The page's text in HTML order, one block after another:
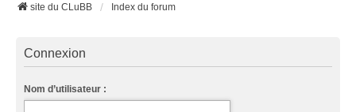
site du CLuBB Index du forum
Connexion
Nom d’utilisateur :